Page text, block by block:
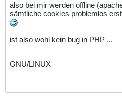
also bei mir werden offline
sämtliche cookies problemlos
ist also wohl kein bug in PHP ...
GNU/LINUX